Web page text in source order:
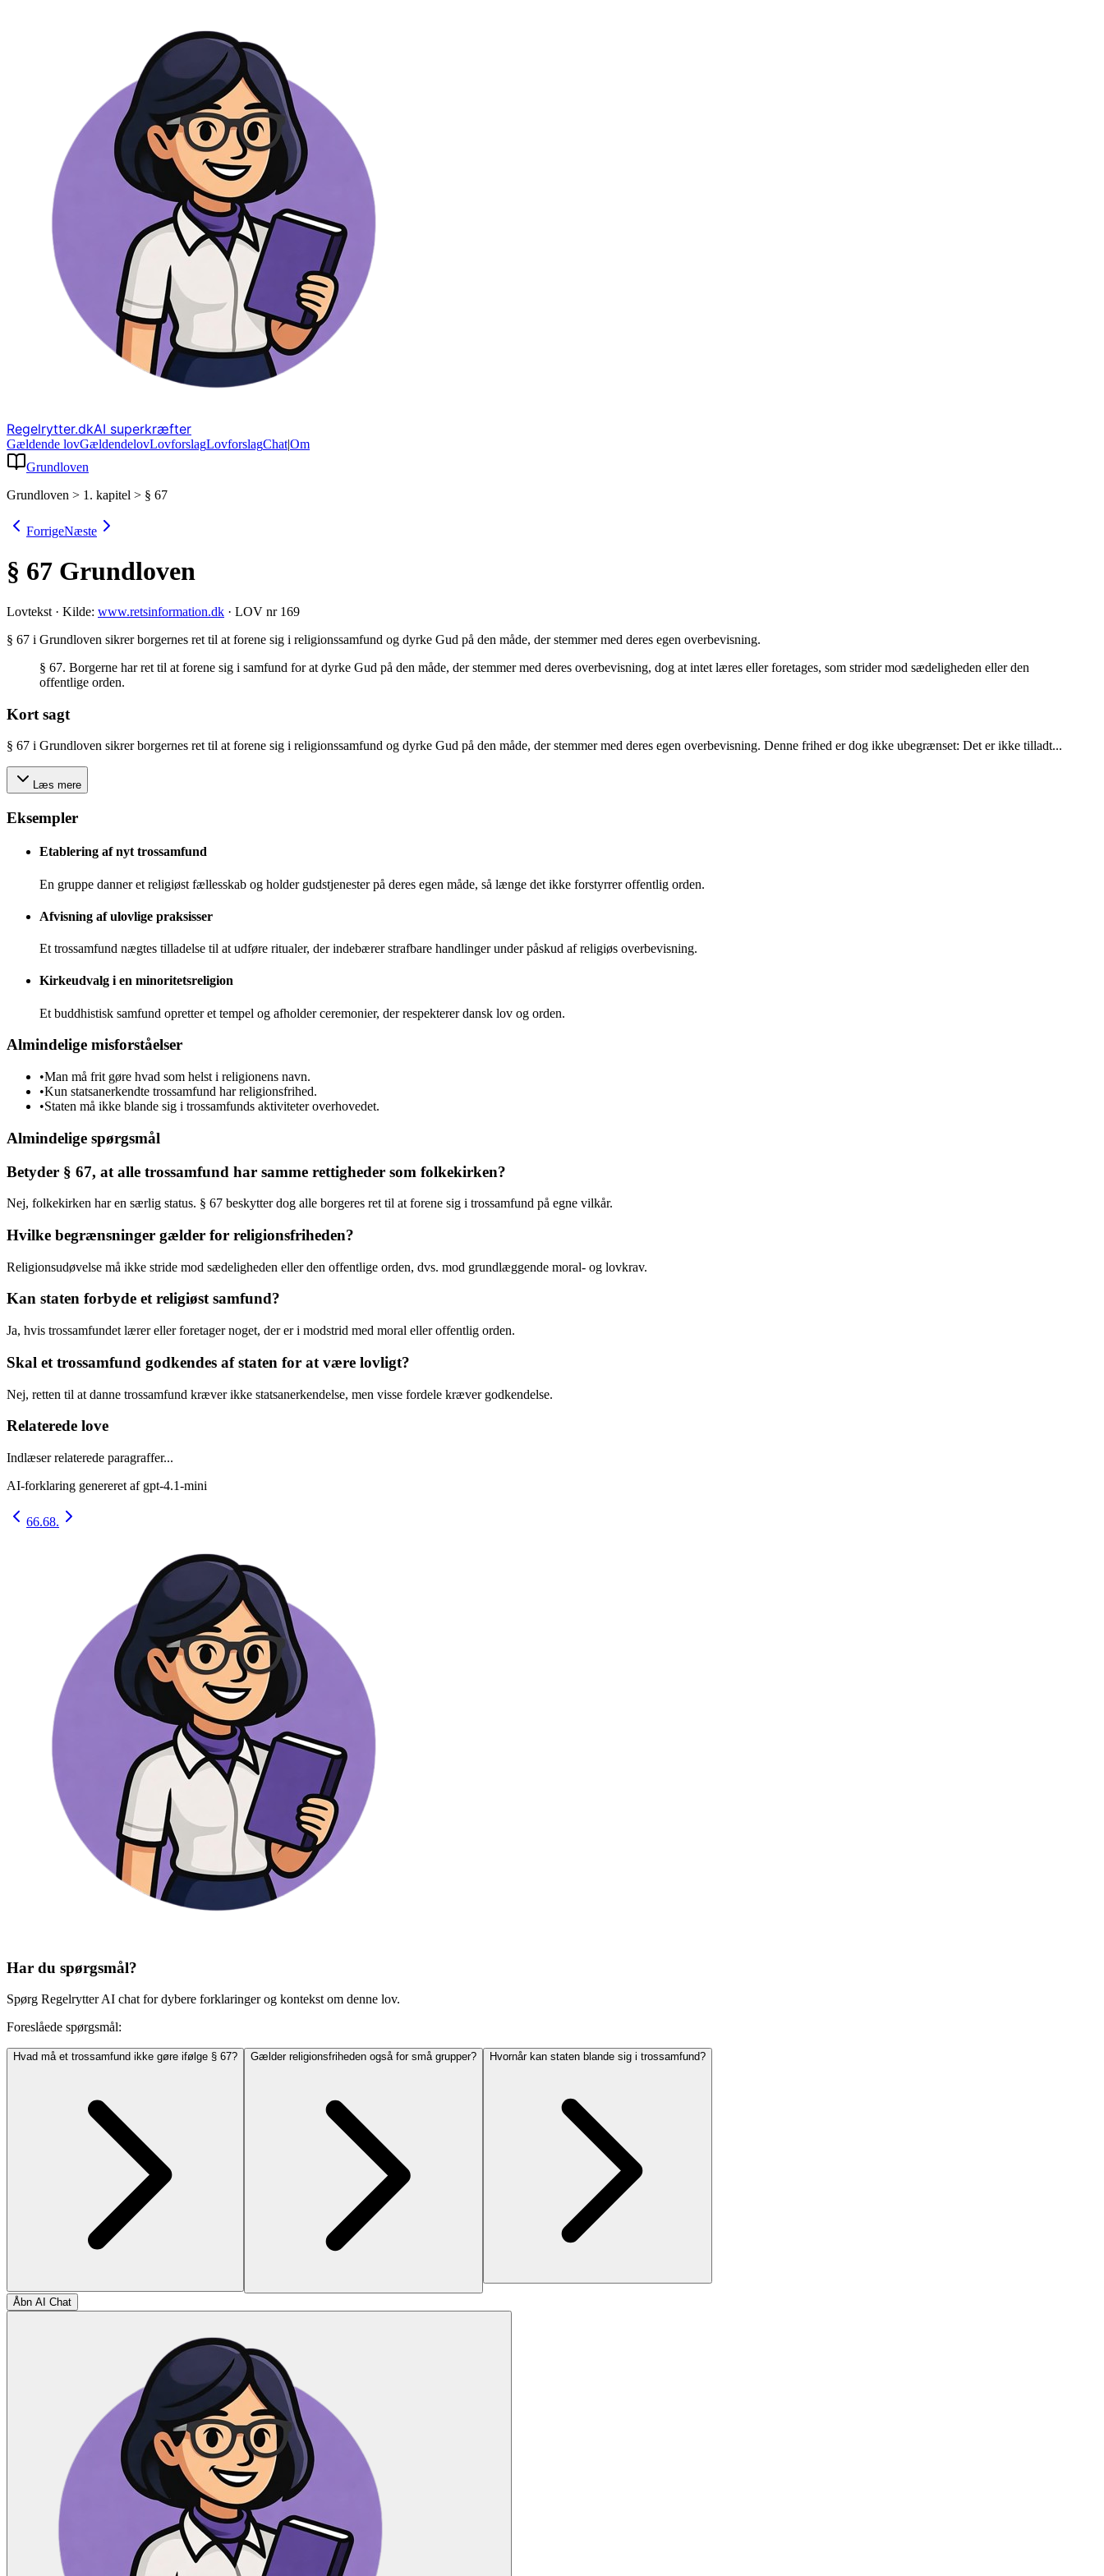
Regelrytter.dkAI superkræfter
Gældende lovGældendelovLovforslagLovforslagChat|Om
Grundloven
Grundloven > 1. kapitel > § 67
ForrigeNæste
§ 67 Grundloven
Lovtekst · Kilde: www.retsinformation.dk · LOV nr 169
§ 67 i Grundloven sikrer borgernes ret til at forene sig i religionssamfund og dyrke Gud på den måde, der stemmer med deres egen overbevisning.
§ 67. Borgerne har ret til at forene sig i samfund for at dyrke Gud på den måde, der stemmer med deres overbevisning, dog at intet læres eller foretages, som strider mod sædeligheden eller den
offentlige orden.
Kort sagt
§ 67 i Grundloven sikrer borgernes ret til at forene sig i religionssamfund og dyrke Gud på den måde, der stemmer med deres egen overbevisning. Denne frihed er dog ikke ubegrænset: Det er ikke tilladt...
Læs mere
Eksempler
Etablering af nyt trossamfund
En gruppe danner et religiøst fællesskab og holder gudstjenester på deres egen måde, så længe det ikke forstyrrer offentlig orden.
Afvisning af ulovlige praksisser
Et trossamfund nægtes tilladelse til at udføre ritualer, der indebærer strafbare handlinger under påskud af religiøs overbevisning.
Kirkeudvalg i en minoritetsreligion
Et buddhistisk samfund opretter et tempel og afholder ceremonier, der respekterer dansk lov og orden.
Almindelige misforståelser
•Man må frit gøre hvad som helst i religionens navn.
•Kun statsanerkendte trossamfund har religionsfrihed.
•Staten må ikke blande sig i trossamfunds aktiviteter overhovedet.
Almindelige spørgsmål
Betyder § 67, at alle trossamfund har samme rettigheder som folkekirken?
Nej, folkekirken har en særlig status. § 67 beskytter dog alle borgeres ret til at forene sig i trossamfund på egne vilkår.
Hvilke begrænsninger gælder for religionsfriheden?
Religionsudøvelse må ikke stride mod sædeligheden eller den offentlige orden, dvs. mod grundlæggende moral- og lovkrav.
Kan staten forbyde et religiøst samfund?
Ja, hvis trossamfundet lærer eller foretager noget, der er i modstrid med moral eller offentlig orden.
Skal et trossamfund godkendes af staten for at være lovligt?
Nej, retten til at danne trossamfund kræver ikke statsanerkendelse, men visse fordele kræver godkendelse.
Relaterede love
Indlæser relaterede paragraffer...
AI-forklaring genereret af gpt-4.1-mini
66.68.
Har du spørgsmål?
Spørg Regelrytter AI chat for dybere forklaringer og kontekst om denne lov.
Foreslåede spørgsmål:
Hvad må et trossamfund ikke gøre ifølge § 67? Gælder religionsfriheden også for små grupper? Hvornår kan staten blande sig i trossamfund?
Åbn AI Chat